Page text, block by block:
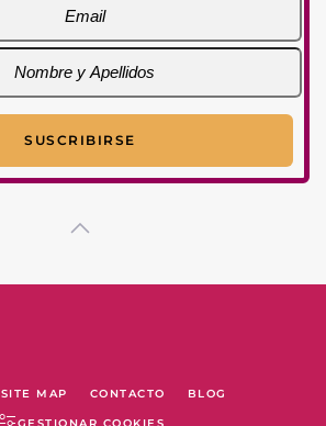
SITE MAP CONTACTO BLOG